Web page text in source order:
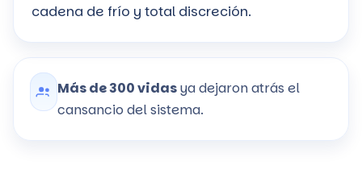
cadena de frío y total discreción.
Más de 300 vidasya dejaron atrás el
cansancio del sistema.